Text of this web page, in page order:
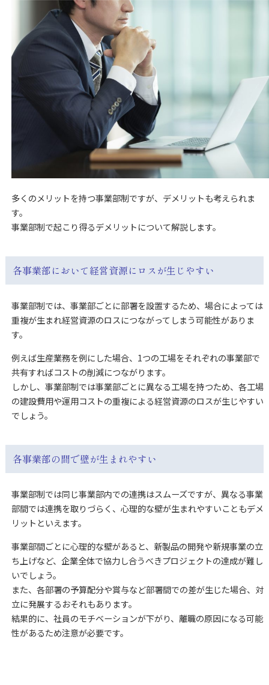
多くのメリットを持つ事業部制ですが、デメリットも考えられま
す。
事業部制で起こり得るデメリットについて解説します。
各事業部において経営資源にロスが生じやすい
事業部制では、事業部ごとに部署を設置するため、場合によっては
重複が生まれ経営資源のロスにつながってしまう可能性がありま
す。
例えば生産業務を例にした場合、1つの工場をそれぞれの事業部で
共有すればコストの削減につながります。
しかし、事業部制では事業部ごとに異なる工場を持つため、各工場
の建設費用や運用コストの重複による経営資源のロスが生じやすい
でしょう。
各事業部の間で壁が生まれやすい
事業部制では同じ事業部内での連携はスムーズですが、異なる事業
部間では連携を取りづらく、心理的な壁が生まれやすいこともデメ
リットといえます。
事業部間ごとに心理的な壁があると、新製品の開発や新規事業の立
ち上げなど、企業全体で協力し合うべきプロジェクトの達成が難し
いでしょう。
また、各部署の予算配分や賞与など部署間での差が生じた場合、対
立に発展するおそれもあります。
結果的に、社員のモチベーションが下がり、離職の原因になる可能
性があるため注意が必要です。